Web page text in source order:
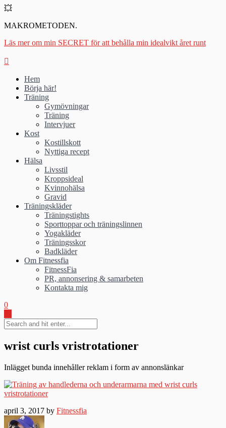
💥
MAKROMETODEN.
Läs mer om min SECRET för att behålla min idealvikt året runt
Hem
Börja här!
Träning
Gymövningar
Träning
Intervjuer
Kost
Kostillskott
Nyttiga recept
Hälsa
Livsstil
Kroppsideal
Kvinnohälsa
Gravid
Träningskläder
Träningstights
Sporttoppar och träningslinnen
Yogakläder
Träningsskor
Badkläder
Om Fitnessfia
FitnessFia
PR, annonsering & samarbeten
Kontakta mig
0
wrist curls vristrotationer
Inlägget bunda innehåller reklam i form av annonslänkar
april 3, 2017 by Fitnessfia